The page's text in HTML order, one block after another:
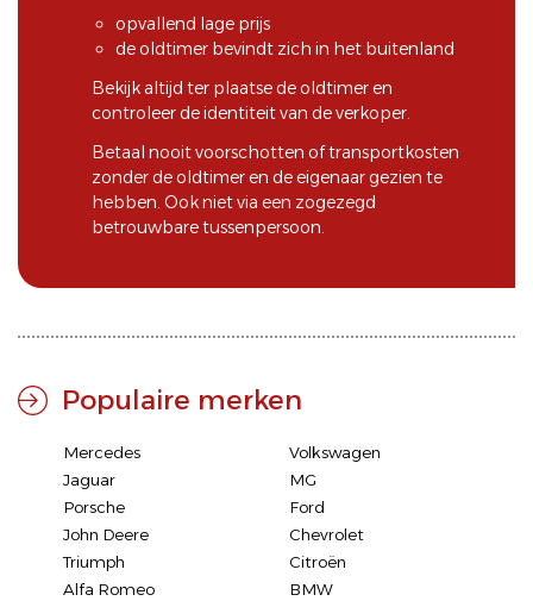
opvallend lage prijs
de oldtimer bevindt zich in het buitenland
Bekijk altijd ter plaatse de oldtimer en
controleer de identiteit van de verkoper.
Betaal nooit voorschotten of transportkosten
zonder de oldtimer en de eigenaar gezien te
hebben. Ook niet via een zogezegd
betrouwbare tussenpersoon.
Populaire merken
Mercedes
Volkswagen
Jaguar
MG
Porsche
Ford
John Deere
Chevrolet
Triumph
Citroën
Alfa Romeo
BMW